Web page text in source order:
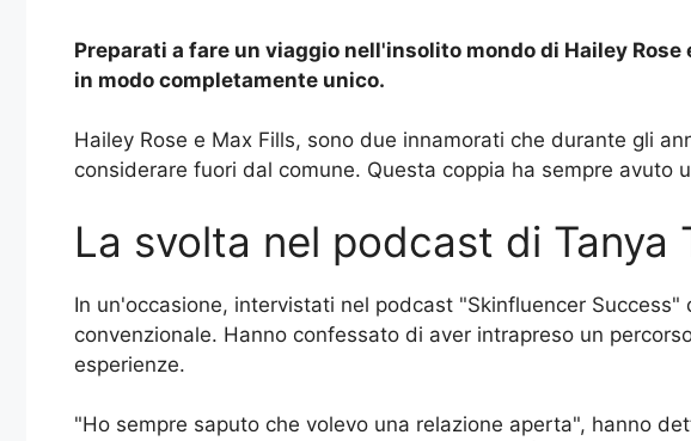
Preparati a fare un viaggio nell'insolito mondo di Hailey
in modo completamente unico.
Hailey Rose e Max Fills, sono due innamorati che durante gli
considerare fuori dal comune. Questa coppia ha sempre avuto
La svolta nel podcast di Tanya
In un'occasione, intervistati nel podcast "Skinfluencer
convenzionale. Hanno confessato di aver intrapreso un
esperienze.
"Ho sempre saputo che volevo una relazione aperta", hanno